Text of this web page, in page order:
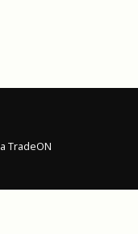
TradeON